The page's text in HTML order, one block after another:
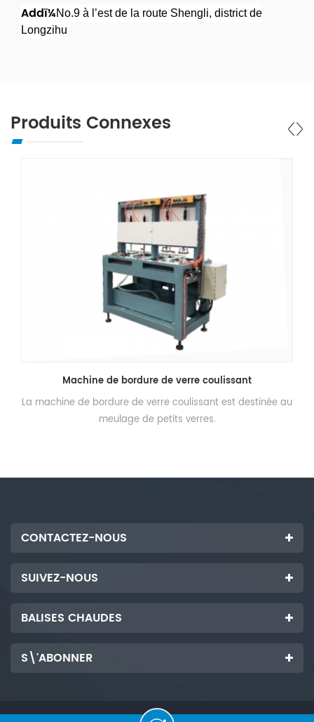
Addï¼No.9 à l’est de la route Shengli, district de
Longzihu
Produits Connexes
Machine de bordure de verre coulissant
La machine de bordure de verre coulissant est destinée au
meulage de petits verres.
CONTACTEZ-NOUS
SUIVEZ-NOUS
BALISES CHAUDES
S\'ABONNER